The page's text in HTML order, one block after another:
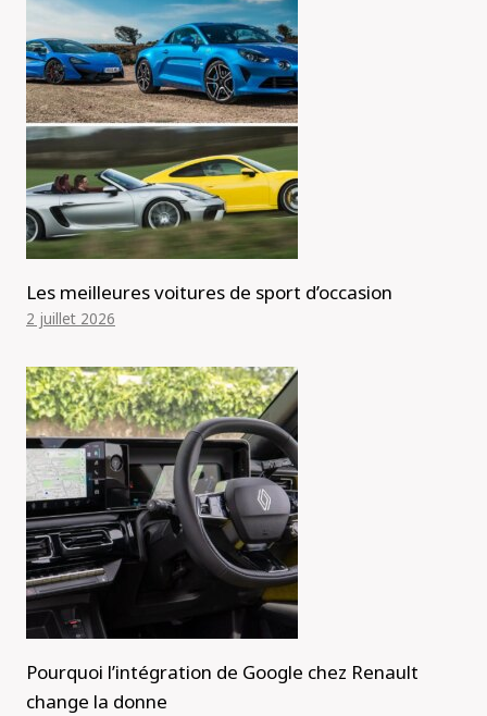
Les meilleures voitures de sport d’occasion
2 juillet 2026
Pourquoi l’intégration de Google chez Renault
change la donne